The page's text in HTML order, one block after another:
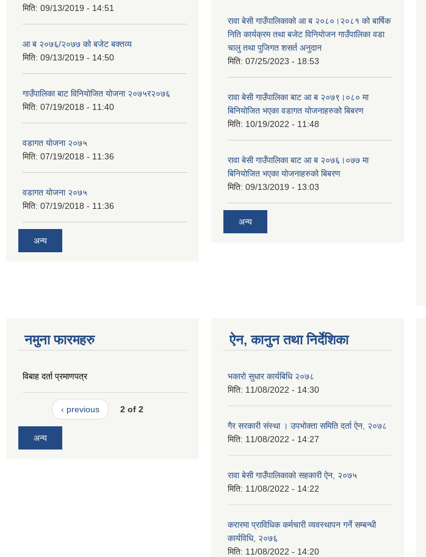
मिति: 09/13/2019 - 14:51
आ ब २०७६/२०७७ को बजेट बक्तव्य
मिति: 09/13/2019 - 14:50
गाउँपालिका बाट विनियोजित योजना २०७५र२०७६
मिति: 07/19/2018 - 11:40
वडागत याेजना २०७५
मिति: 07/19/2018 - 11:36
वडागत याेजना २०७५
मिति: 07/19/2018 - 11:36
अन्य
रावा बेसी गाउँपालिकाको आ ब २०८०।२०८१ को बार्षिक
निति कार्यक्रम तथा बजेट विनियोजन गाउँपालिका वडा
चालु तथा पुजिगत शसर्त अनुदान
मिति: 07/25/2023 - 18:53
रावा बेसी गाउँपालिका बाट आ ब २०७९।०८० मा
बिनियोजित भएका वडागत योजनाहरुको बिबरण
मिति: 10/19/2022 - 11:48
रावा बेसी गाउँपालिका बाट आ ब २०७६।०७७ मा
बिनियोजित भएका योजनाहरुको बिबरण
मिति: 09/13/2019 - 13:03
अन्य
नमुना फारमहरु
विबाह दर्ता प्रमाणपत्र
‹ previous 2 of 2
अन्य
ऐन, कानुन तथा निर्देशिका
भकारो सुधार कार्यबिधि २०७८
मिति: 11/08/2022 - 14:30
गैर सरकारी संस्था । उपभोक्ता समिति दर्ता ऐन, २०७८
मिति: 11/08/2022 - 14:27
रावा बेसी गाउँपालिकाको सहकारी ऐन, २०७५
मिति: 11/08/2022 - 14:22
करारमा प्राविधिक कर्मचारी व्यवस्थापन गर्ने सम्बन्धी
कार्यविधि, २०७६
मिति: 11/08/2022 - 14:20